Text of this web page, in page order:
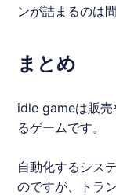
ンが詰まるのは
まとめ
idle gameは販売
るゲームです。
自動化するシス
のですが、トラ